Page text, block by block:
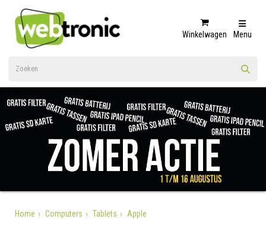
Winkelwagen Menu
Home Computers Tablets Apple